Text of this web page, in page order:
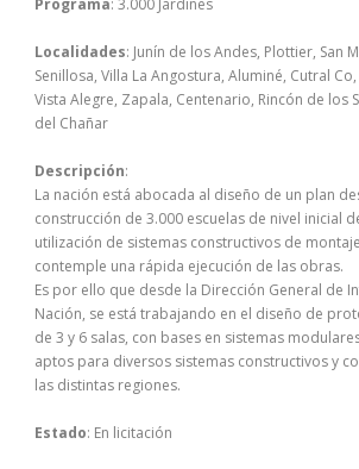
Programa: 3.000 Jardines
Localidades: Junín de los Andes, Plottier, San
Senillosa, Villa La Angostura, Aluminé, Cutral
Vista Alegre, Zapala, Centenario, Rincón de los
del Chañar
Descripción:
La nación está abocada al diseño de un plan
construcción de 3.000 escuelas de nivel inicial
utilización de sistemas constructivos de
contemple una rápida ejecución de las obras.
Es por ello que desde la Dirección General de
Nación, se está trabajando en el diseño de
de 3 y 6 salas, con bases en sistemas
aptos para diversos sistemas constructivos y
las distintas regiones.
Estado: En licitación